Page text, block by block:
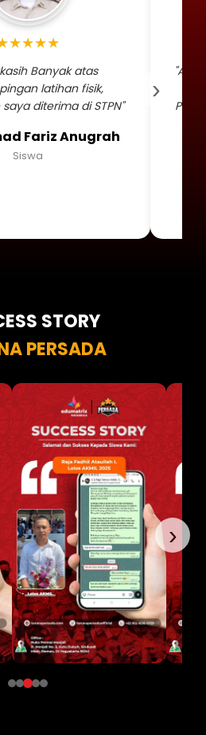
Banyak atas
latihan fisik,
diterima di STPN"
Fariz Anugrah
Siswa
›
STORY
PERSADA
›